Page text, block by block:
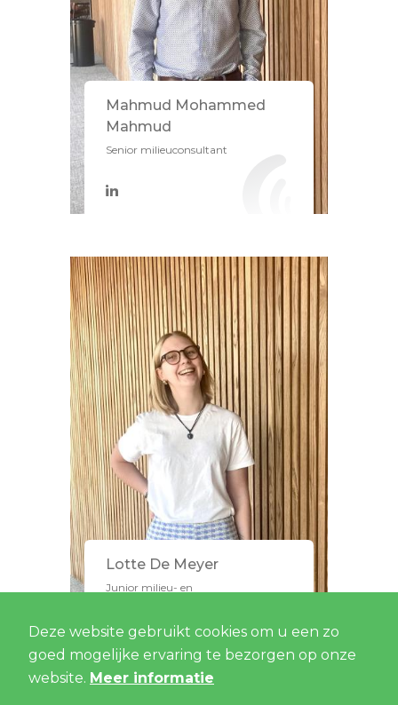
Mahmud Mohammed
Mahmud
Senior milieuconsultant
Lotte De Meyer
Junior milieu- en
Deze website gebruikt cookies om u een zo
goed mogelijke ervaring te bezorgen op onze
website. Meer informatie